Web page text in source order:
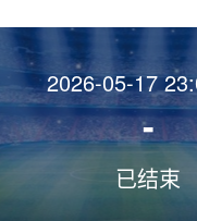
2026-05-17
-
已结束